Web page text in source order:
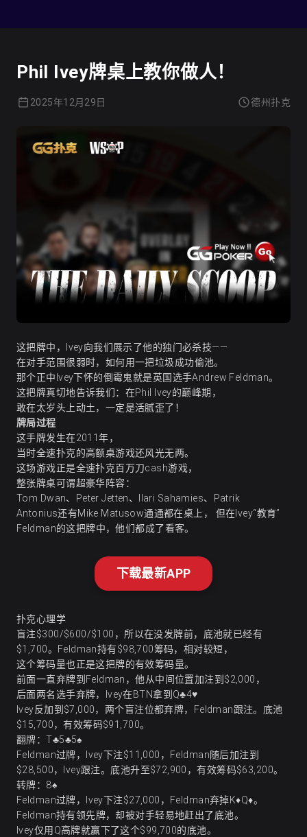
Phil Ivey牌桌上教你做人！
2025年12月29日 德州扑克
这把牌中，Ivey向我们展示了他的独门必杀技——
在对手范围很弱时，如何用一把垃圾成功偷池。
那个正中Ivey下怀的倒霉鬼就是英国选手Andrew Feldman。
这把牌真切地告诉我们：在Phil Ivey的巅峰期，
敢在太岁头上动土，一定是活腻歪了！
牌局过程
这手牌发生在2011年，
当时全速扑克的高额桌游戏还风光无两。
这场游戏正是全速扑克百万刀cash游戏，
整张牌桌可谓超豪华阵容：
Tom Dwan、Peter Jetten、Ilari Sahamies、Patrik
Antonius还有Mike Matusow通通都在桌上， 但在Ivey“教育”
Feldman的这把牌中，他们都成了看客。
下载最新APP
扑克心理学
盲注$300/$600/$100，所以在没发牌前，底池就已经有
$1,700。Feldman持有$98,700筹码，相对较短，
这个筹码量也正是这把牌的有效筹码量。
前面一直弃牌到Feldman，他从中间位置加注到$2,000，
后面两名选手弃牌，Ivey在BTN拿到Q♣4♥
Ivey反加到$7,000，两个盲注位都弃牌，Feldman跟注。底池
$15,700，有效筹码$91,700。
翻牌：T♣5♣5♠
Feldman过牌，Ivey下注$11,000，Feldman随后加注到
$28,500，Ivey跟注。底池升至$72,900，有效筹码$63,200。
转牌：8♠
Feldman过牌，Ivey下注$27,000，Feldman弃掉K♦Q♦。
Feldman持有领先牌，却被对手轻易地赶出了底池。
Ivey仅用Q高牌就赢下了这个$99,700的底池。